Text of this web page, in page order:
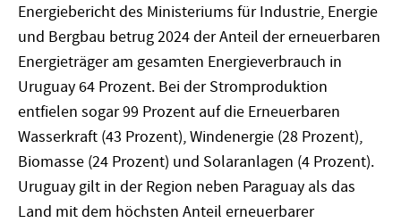
Energiebericht des Ministeriums für Industrie, Energie
und Bergbau betrug 2024 der Anteil der erneuerbaren
Energieträger am gesamten Energieverbrauch in
Uruguay 64 Prozent. Bei der Stromproduktion
entfielen sogar 99 Prozent auf die Erneuerbaren
Wasserkraft (43 Prozent), Windenergie (28 Prozent),
Biomasse (24 Prozent) und Solaranlagen (4 Prozent).
Uruguay gilt in der Region neben Paraguay als das
Land mit dem höchsten Anteil erneuerbarer